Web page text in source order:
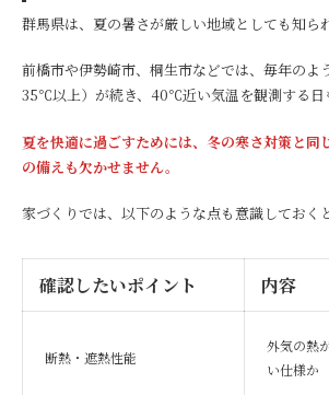
群馬県は、夏の暑さが厳しい地域としても知ら
前橋市や伊勢崎市、桐生市などでは、毎年のよ
35℃以上）が続き、40℃近い気温を観測する日
夏を快適に過ごすためには、冬の寒さ対策と同
の備えも欠かせません。
家づくりでは、以下のような点も意識しておく
確認したいポイント 内容
断熱・遮熱性能
外気の熱
い仕様か